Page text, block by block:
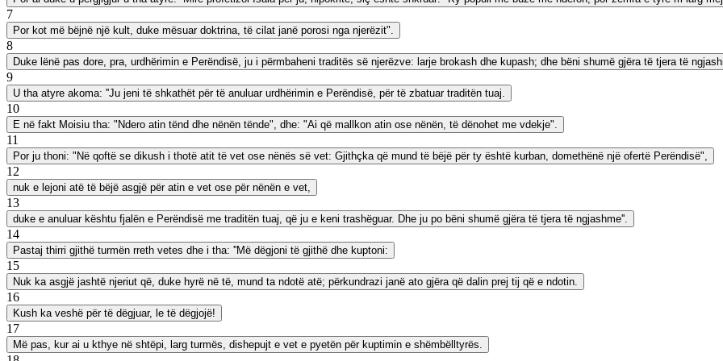
7
Por kot më bëjnë një kult, duke mësuar doktrina, të cilat janë porosi nga njerëzit".
8
Duke lënë pas dore, pra, urdhërimin e Perëndisë, ju i përmbaheni traditës së njerëzve: larje brokash dhe kupash; dhe bëni shumë gjëra të tjera të
9
U tha atyre akoma: ''Ju jeni të shkathët për të anuluar urdhërimin e Perëndisë, për të zbatuar traditën tuaj.
10
E në fakt Moisiu tha: "Ndero atin tënd dhe nënën tënde", dhe: "Ai që mallkon atin ose nënën, të dënohet me vdekje".
11
Por ju thoni: "Në qoftë se dikush i thotë atit të vet ose nënës së vet: Gjithçka që mund të bëjë për ty është kurban, domethënë një ofertë Perëndisë",
12
nuk e lejoni atë të bëjë asgjë për atin e vet ose për nënën e vet,
13
duke e anuluar kështu fjalën e Perëndisë me traditën tuaj, që ju e keni trashëguar. Dhe ju po bëni shumë gjëra të tjera të ngjashme''.
14
Pastaj thirri gjithë turmën rreth vetes dhe i tha: ''Më dëgjoni të gjithë dhe kuptoni:
15
Nuk ka asgjë jashtë njeriut që, duke hyrë në të, mund ta ndotë atë; përkundrazi janë ato gjëra që dalin prej tij që e ndotin.
16
Kush ka veshë për të dëgjuar, le të dëgjojë!
17
Më pas, kur ai u kthye në shtëpi, larg turmës, dishepujt e vet e pyetën për kuptimin e shëmbëlltyrës.